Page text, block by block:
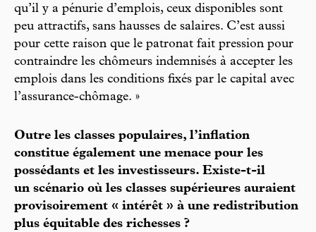
qu’il y a pénurie d’emplois, ceux disponibles sont
peu attractifs, sans hausses de salaires. C’est aussi
pour cette raison que le patronat fait pression pour
contraindre les chômeurs indemnisés à accepter les
emplois dans les conditions fixés par le capital avec
l’assurance-chômage. »
Outre les classes populaires, l’inflation
constitue également une menace pour les
possédants et les investisseurs. Existe-t-il
un scénario où les classes supérieures auraient
provisoirement « intérêt » à une redistribution
plus équitable des richesses ?